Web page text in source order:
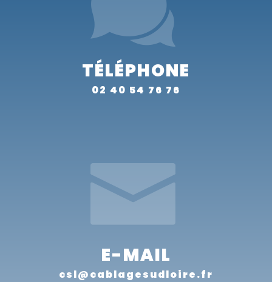
TÉLÉPHONE
02 40 54 76 76
E-MAIL
csl@cablagesudloire.fr